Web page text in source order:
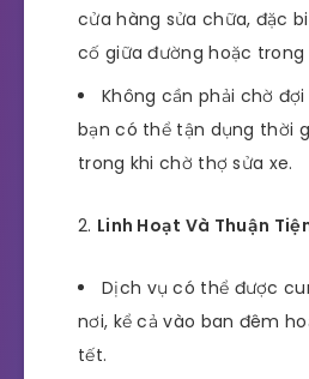
cửa hàng sửa chữa, đặc
cố giữa đường hoặc trong
Không cần phải chờ
bạn có thể tận dụng thời
trong khi chờ thợ sửa xe.
Linh Hoạt Và Thuận
Dịch vụ có thể được
nơi, kể cả vào ban đêm
tết.